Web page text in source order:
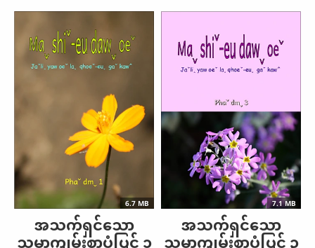
6.7 MB
အသက်ရှင်သော
သမ္မာကျမ်းစာပုံပြင် ၁
7.1 MB
အသက်ရှင်သော
သမ္မာကျမ်းစာပုံပြင် ၃